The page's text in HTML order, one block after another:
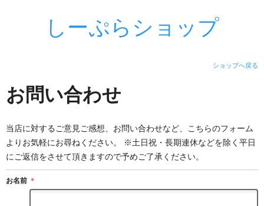
しーぷらショップ
ショップへ戻る
お問い合わせ
当店に対するご意見ご感想、お問い合わせなど、こちらのフォーム
よりお気軽にお尋ねください。 ※土日祝・長期連休などを除く平日
にご返信をさせて頂きますので予めご了承ください。
お名前 ＊